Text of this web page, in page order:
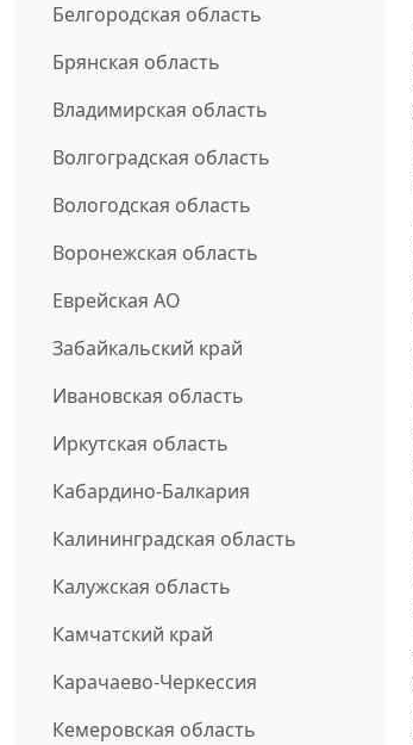
Белгородская область
Брянская область
Владимирская область
Волгоградская область
Вологодская область
Воронежская область
Еврейская АО
Забайкальский край
Ивановская область
Иркутская область
Кабардино-Балкария
Калининградская область
Калужская область
Камчатский край
Карачаево-Черкессия
Кемеровская область